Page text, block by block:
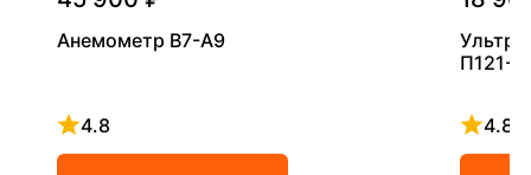
Анемометр В7-А9
4.8
Рейтинг 4.8 из 5
П121-
4.8